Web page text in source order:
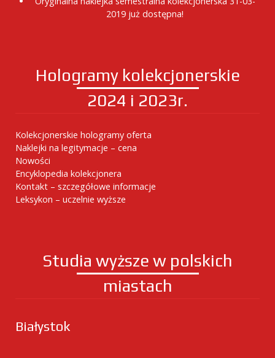
2019 już dostępna!
Hologramy kolekcjonerskie
2024 i 2023r.
Kolekcjonerskie hologramy oferta
Naklejki na legitymacje – cena
Nowości
Encyklopedia kolekcjonera
Kontakt – szczegółowe informacje
Leksykon – uczelnie wyższe
Studia wyższe w polskich
miastach
Białystok